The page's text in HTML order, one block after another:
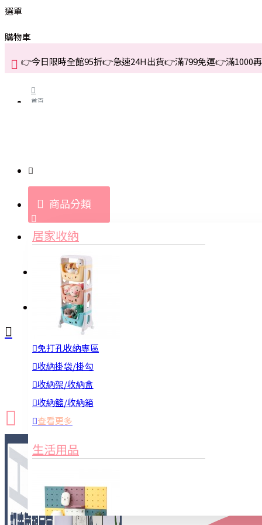
選單
購物車
👉今日限時全館95折👉急速24H出貨👉滿799免運👉滿1000
首頁
商品分類
居家收納
免打孔收納專區
收納掛袋/掛勾
收納架/收納盒
收納籃/收納箱
查看更多
生活用品
登入
新品上市